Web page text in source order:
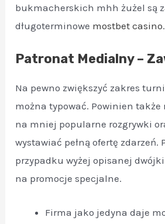
bukmacherskich mhh żużel są
długoterminowe mostbet casino.
Patronat Medialny –
Na pewno zwiększyć zakres
można typować. Powinien także
na mniej popularne rozgrywki
wystawiać pełną ofertę zdarzeń.
przypadku wyżej opisanej
na promocje specjalne.
Firma jako jedyna daje